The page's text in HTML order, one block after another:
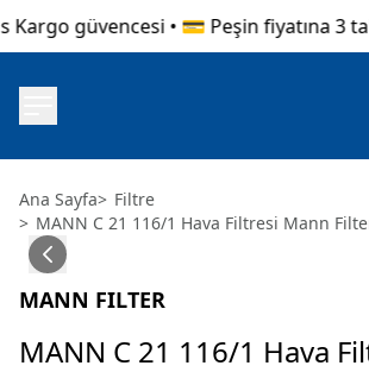
güvencesi • 💳 Peşin fiyatına 3
Ana Sayfa> Filtre
> MANN C 21 116/1 Hava Filtresi Mann
MANN FILTER
MANN C 21 116/1 Hava